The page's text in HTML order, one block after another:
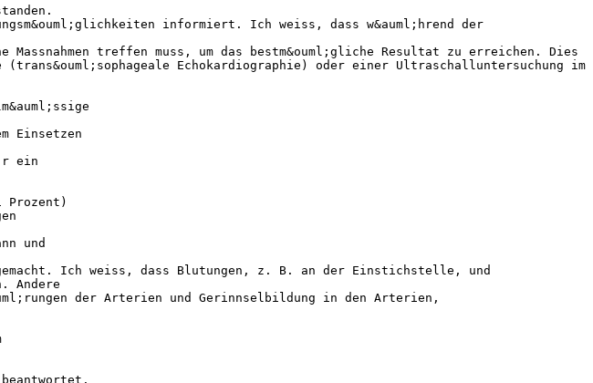
informiert. Ich weiss, dass w&auml;hrend der
treffen muss, um das bestm&ouml;gliche Resultat zu erreichen. Dies
Echokardiographie) oder einer Ultraschalluntersuchung im
Einsetzen
ein
Prozent)
und
Ich weiss, dass Blutungen, z. B. an der Einstichstelle, und
Andere
der Arterien und Gerinnselbildung in den Arterien,